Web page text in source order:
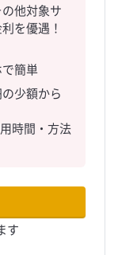
他対象サ
を優遇！
簡単
少額から
時間・方法
す